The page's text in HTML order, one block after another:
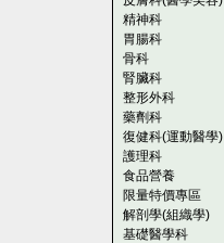
精神科
胃腸科
骨科
腎臟科
整形外科
藥劑科
復健科(運動醫學)
護理科
食品營養
限量特價專區
解剖學(組織學)
基礎醫學科